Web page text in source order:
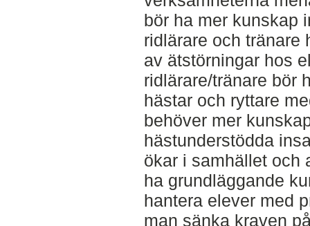
bör ha mer kunskap
ridlärare och tränare
av ätstörningar hos
ridlärare/tränare bör
hästar och ryttare
behöver mer
hästunderstödda
ökar i samhället och
ha grundläggande
hantera elever med
man sänka kraven